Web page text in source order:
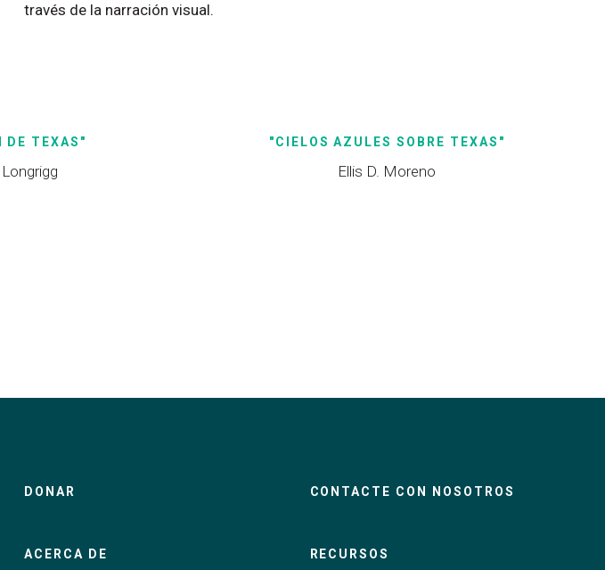
través de la narración visual.
DE TEXAS"
Longrigg
"CIELOS AZULES SOBRE TEXAS"
Ellis D. Moreno
DONAR
ACERCA DE
CONTACTE CON NOSOTROS
RECURSOS